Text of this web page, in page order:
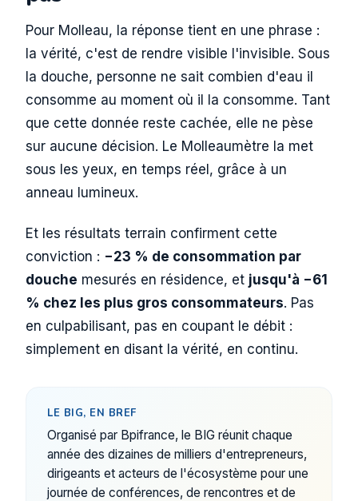
Pour Molleau, la réponse tient en une phrase :
la vérité, c'est de rendre visible l'invisible. Sous
la douche, personne ne sait combien d'eau il
consomme au moment où il la consomme. Tant
que cette donnée reste cachée, elle ne pèse
sur aucune décision. Le Molleaumètre la met
sous les yeux, en temps réel, grâce à un
anneau lumineux.
Et les résultats terrain confirment cette
conviction : −23 % de consommation par
douche mesurés en résidence, et jusqu'à −61
% chez les plus gros consommateurs. Pas
en culpabilisant, pas en coupant le débit :
simplement en disant la vérité, en continu.
LE BIG, EN BREF
Organisé par Bpifrance, le BIG réunit chaque
année des dizaines de milliers d'entrepreneurs,
dirigeants et acteurs de l'écosystème pour une
journée de conférences, de rencontres et de